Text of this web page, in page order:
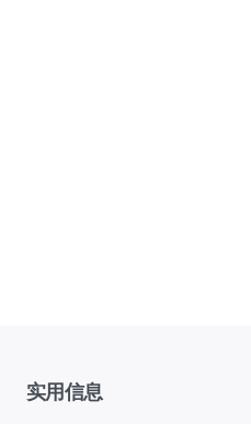
实用信息